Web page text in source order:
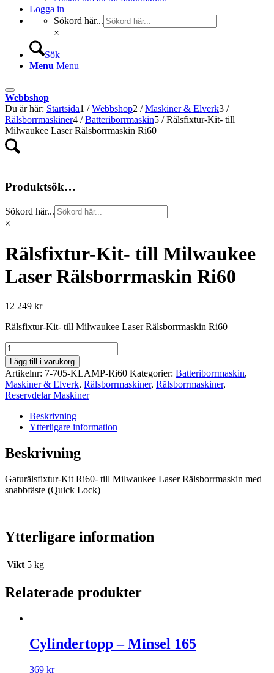
Logga in
Sökord här...
×
Sök
Menu Menu
Webbshop
Du är här: Startsida1 / Webbshop2 / Maskiner & Elverk3 /
Rälsborrmaskiner4 / Batteriborrmaskin5 / Rälsfixtur-Kit- till
Milwaukee Laser Rälsborrmaskin Ri60
Produktsök…
Sökord här...
×
Rälsfixtur-Kit- till Milwaukee
Laser Rälsborrmaskin Ri60
12 249 kr
Rälsfixtur-Kit- till Milwaukee Laser Rälsborrmaskin Ri60
Rälsfixtur-
Kit-
till
Milwaukee
Laser
Rälsborrmaskin
Ri60
mängd
Lägg till i varukorg
Artikelnr: 7-705-KLAMP-Ri60 Kategorier: Batteriborrmaskin,
Maskiner & Elverk, Rälsborrmaskiner, Rälsborrmaskiner,
Reservdelar Maskiner
Beskrivning
Ytterligare information
Beskrivning
Gaturälsfixtur-Kit Ri60- till Milwaukee Laser Rälsborrmaskin med
snabbfäste (Quick Lock)
Ytterligare information
Vikt 5 kg
Relaterade produkter
Cylindertopp – Minsel 165
369 kr